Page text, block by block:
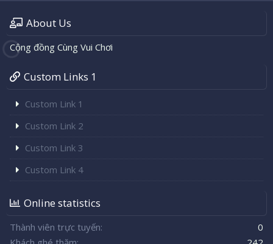
About Us
Cộng đồng Cùng Vui Chơi
Custom Links 1
Custom Link 1
Custom Link 2
Custom Link 3
Custom Link 4
Online statistics
Thành viên trực tuyến
0